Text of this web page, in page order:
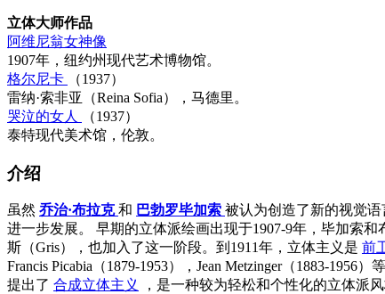
立体大师作品
阿维尼翁女神像
1907年，纽约州现代艺术博物馆。
格尔尼卡
（1937）
雷纳·索非亚（Reina Sofia），马德里。
哭泣的女人
（1937）
泰特现代美术馆，伦敦。
介绍
虽然 乔治·布拉克 和 巴勃罗毕加索 被认为创造了新的视觉语
进一步发展。 早期的立体派绘画出现于1907-9年，毕加索和
斯（Gris），也加入了这一阶段。到1911年，立体主义是 前
Francis Picabia（1879-1953），Jean Metzinger（1883-1956
提出了 合成立体主义 ，是一种较为轻松和个性化的立体派